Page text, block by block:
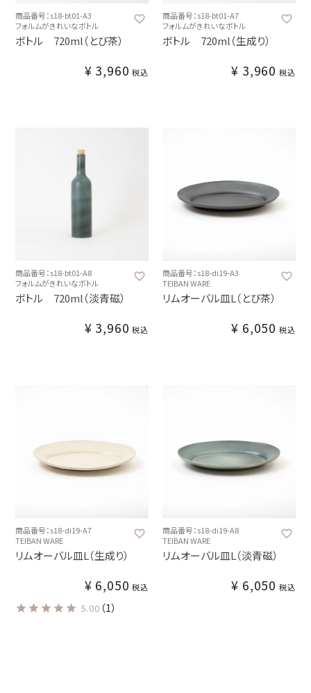
商品番号：s18-bt01-A3
フォルムがきれいなボトル
ボトル 720ml（とび茶）
¥ 3,960 税込
商品番号：s18-bt01-A7
フォルムがきれいなボトル
ボトル 720ml（生成り）
¥ 3,960 税込
商品番号：s18-bt01-A8
フォルムがきれいなボトル
ボトル 720ml（淡青磁）
¥ 3,960 税込
商品番号：s18-di19-A3
TEIBAN WARE
リムオーバル皿L（とび茶）
¥ 6,050 税込
商品番号：s18-di19-A7
TEIBAN WARE
リムオーバル皿L（生成り）
¥ 6,050 税込
5.00 （1）
商品番号：s18-di19-A8
TEIBAN WARE
リムオーバル皿L（淡青磁）
¥ 6,050 税込